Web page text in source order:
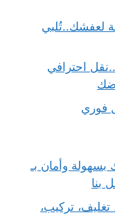
لعفشك..تُلبي
احترافي
فوري
وأمان بـ
فك، تغليف، تركيب،